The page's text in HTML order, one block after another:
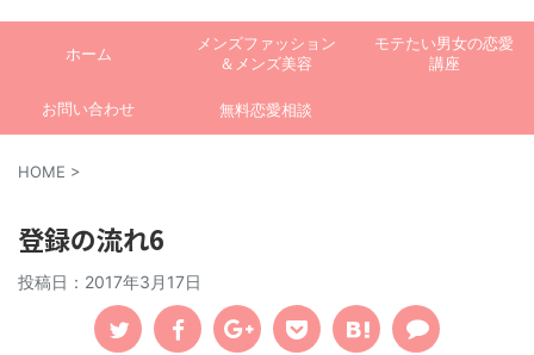
ホーム
メンズファッション
＆メンズ美容
モテたい男女の恋愛
講座
お問い合わせ 無料恋愛相談
HOME >
登録の流れ6
投稿日： 2017年3月17日